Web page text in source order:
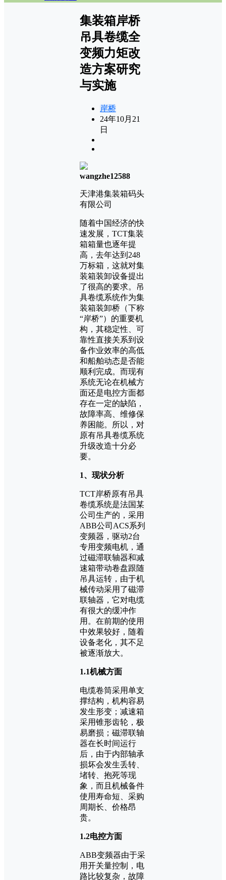
集装箱岸桥
吊具卷缆全
变频力矩改
造方案研究
与实施
岸桥
24年10月21
日
wangzhe12588
天津港集装箱码头
有限公司
随着中国经济的快
速发展，TCT集装
箱箱量也逐年提
高，去年达到248
万标箱，这就对集
装箱装卸设备提出
了很高的要求。吊
具卷缆系统作为集
装箱装卸桥（下称
“岸桥”）的重要机
构，其稳定性、可
靠性直接关系到设
备作业效率的高低
和船舶动态是否能
顺利完成。而现有
系统无论在机械方
面还是电控方面都
存在一定的缺陷，
故障率高、维修保
养困能。所以，对
原有吊具卷缆系统
升级改造十分必
要。
1、现状分析
TCT岸桥原有吊具
卷缆系统是法国某
公司生产的，采用
ABB公司ACS系列
变频器，驱动2台
专用变频电机，通
过磁滞联轴器和减
速箱带动卷盘跟随
吊具运转，由于机
械传动采用了磁滞
联轴器，它对电缆
有很大的缓冲作
用。在前期的使用
中效果较好，随着
设备老化，其不足
被逐渐放大。
1.1机械方面
电缆卷筒采用单支
撑结构，机构容易
发生形变；减速箱
采用锥形齿轮，极
易磨损；磁滞联轴
器在长时间运行
后，由于内部轴承
损坏会发生丢转、
堵转、抱死等现
象，而且机械备件
使用寿命短、采购
周期长、价格昂
贵。
1.2电控方面
ABB变频器由于采
用开关量控制，电
路比较复杂，故障